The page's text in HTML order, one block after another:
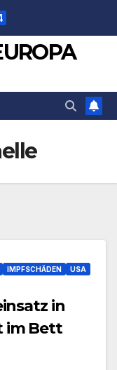
IMPFSCHÄDEN
USA
in
im Bett